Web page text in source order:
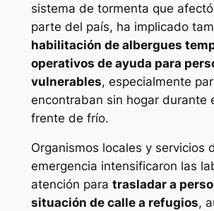
sistema de tormenta que
parte del país, ha implicado
habilitación de albergues
operativos de ayuda para
vulnerables, especialmente
encontraban sin hogar durante
frente de frío.
Organismos locales y servicios
emergencia intensificaron las
atención para trasladar a
situación de calle a refugios,